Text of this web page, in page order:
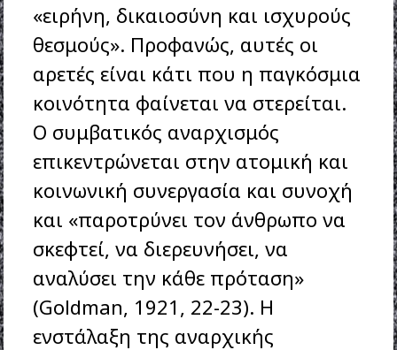
«ειρήνη, δικαιοσύνη και ισχυρούς
θεσμούς». Προφανώς, αυτές οι
αρετές είναι κάτι που η παγκόσμια
κοινότητα φαίνεται να στερείται.
Ο συμβατικός αναρχισμός
επικεντρώνεται στην ατομική και
κοινωνική συνεργασία και συνοχή
και «παροτρύνει τον άνθρωπο να
σκεφτεί, να διερευνήσει, να
αναλύσει την κάθε πρόταση»
(Goldman, 1921, 22-23). Η
ενστάλαξη της αναρχικής